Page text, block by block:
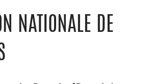
NATIONALE DE